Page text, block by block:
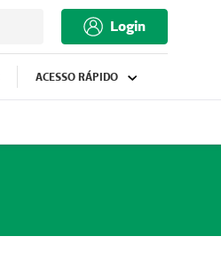
Login
ACESSO RÁPIDO